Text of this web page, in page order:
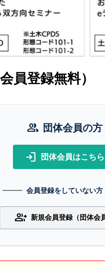
員登録無料）
group 団体会員の方
login 団体会員はこちら
会員登録をしていない方
group_add 新規会員登録（団体会